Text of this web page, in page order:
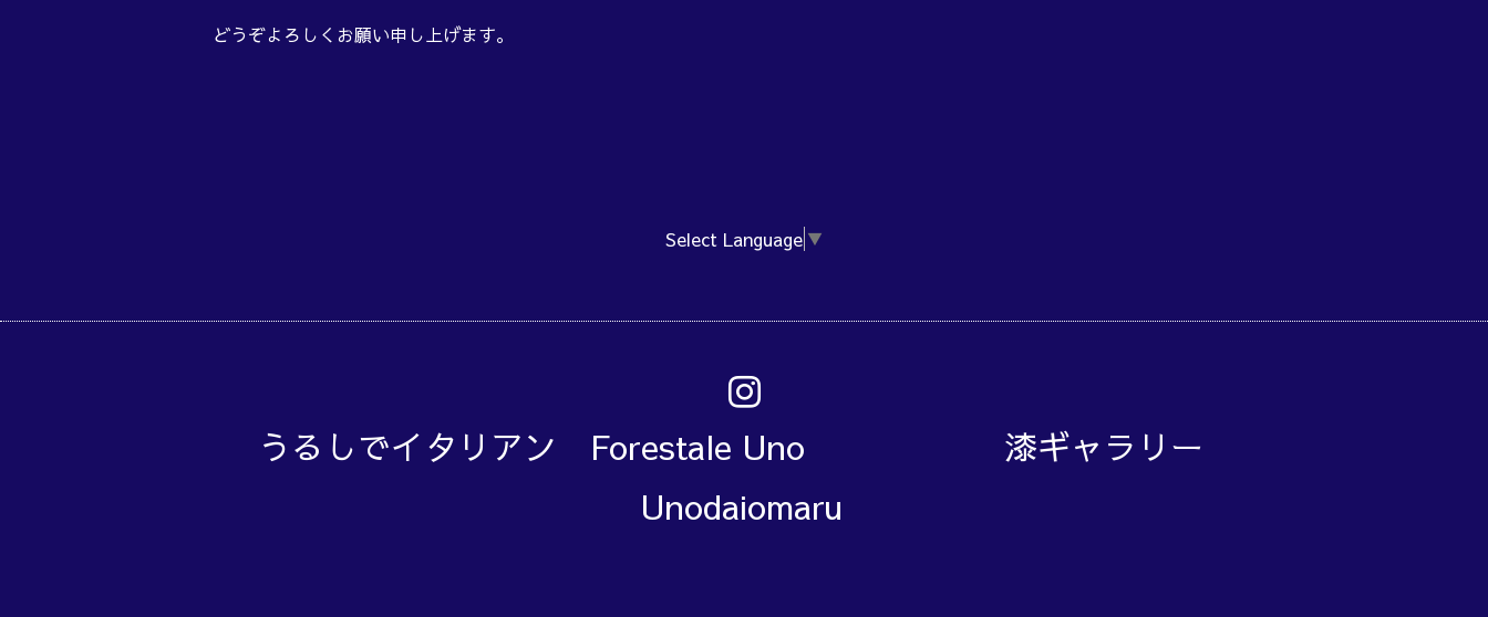
どうぞよろしくお願い申し上げます。
Select Language ▼
うるしでイタリアン Forestale Uno 漆ギャラリー
Unodaiomaru